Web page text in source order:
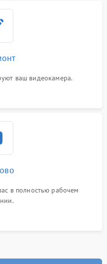
ваш видеокамера.
в полностью рабочем